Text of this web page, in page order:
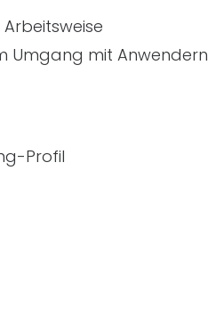
Umgang mit Anwendern
Profil